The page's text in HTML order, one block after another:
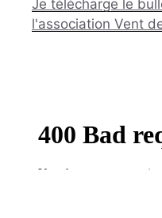
Je télécharge le
l'association Vent